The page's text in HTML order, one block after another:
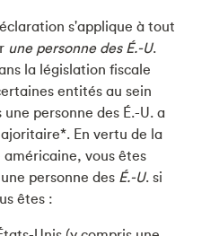
s'applique à tout
une personne des É.-U.
la législation fiscale
entités au sein
personne des É.-U. a
En vertu de la
vous êtes
personne des É.-U. si
êtes :